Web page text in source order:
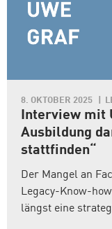
8. OKTOBER 2025
Interview mit
Ausbildung
stattfinden“
Der Mangel an
Legacy-Know-
längst eine